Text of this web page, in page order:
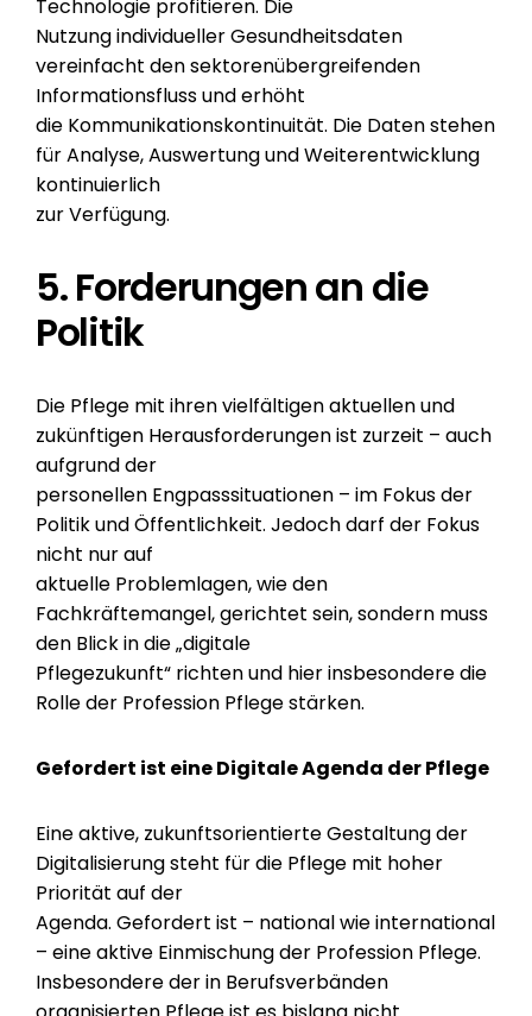
Technologie profitieren. Die
Nutzung individueller Gesundheitsdaten
vereinfacht den sektorenübergreifenden
Informationsfluss und erhöht
die Kommunikationskontinuität. Die Daten stehen
für Analyse, Auswertung und Weiterentwicklung
kontinuierlich
zur Verfügung.
5. Forderungen an die
Politik
Die Pflege mit ihren vielfältigen aktuellen und
zukünftigen Herausforderungen ist zurzeit – auch
aufgrund der
personellen Engpasssituationen – im Fokus der
Politik und Öffentlichkeit. Jedoch darf der Fokus
nicht nur auf
aktuelle Problemlagen, wie den
Fachkräftemangel, gerichtet sein, sondern muss
den Blick in die „digitale
Pflegezukunft“ richten und hier insbesondere die
Rolle der Profession Pflege stärken.
Gefordert ist eine Digitale Agenda der Pflege
Eine aktive, zukunftsorientierte Gestaltung der
Digitalisierung steht für die Pflege mit hoher
Priorität auf der
Agenda. Gefordert ist – national wie international
– eine aktive Einmischung der Profession Pflege.
Insbesondere der in Berufsverbänden